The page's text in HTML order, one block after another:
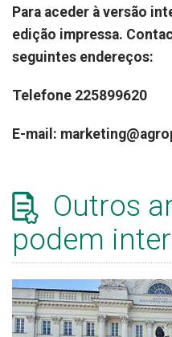
Para aceder à versão
edição impressa.
seguintes endereços:
Telefone 225899620
E-mail:
Outros
podem